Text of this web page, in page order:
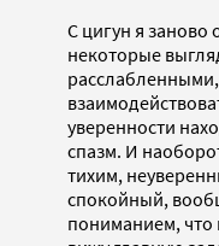
С цигун я
некоторые
уверенности
спазм. И
тихим,
спокойный,
пониманием, что